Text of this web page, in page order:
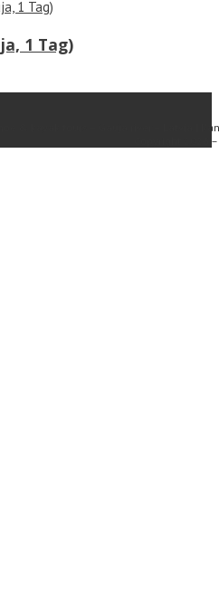
1 Tag)
& kayak tours – Gauja river – Latvia |
Copyright 2026